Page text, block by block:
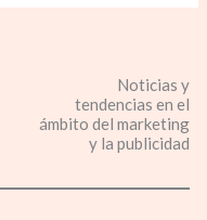
Noticias y
tendencias en el
ámbito del marketing
y la publicidad